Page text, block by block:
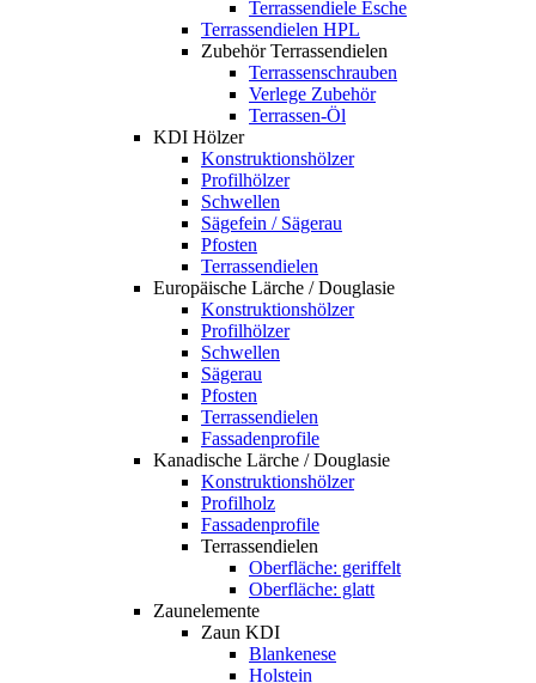
Terrassendiele Esche
Terrassendielen HPL
Zubehör Terrassendielen
Terrassenschrauben
Verlege Zubehör
Terrassen-Öl
KDI Hölzer
Konstruktionshölzer
Profilhölzer
Schwellen
Sägefein / Sägerau
Pfosten
Terrassendielen
Europäische Lärche / Douglasie
Konstruktionshölzer
Profilhölzer
Schwellen
Sägerau
Pfosten
Terrassendielen
Fassadenprofile
Kanadische Lärche / Douglasie
Konstruktionshölzer
Profilholz
Fassadenprofile
Terrassendielen
Oberfläche: geriffelt
Oberfläche: glatt
Zaunelemente
Zaun KDI
Blankenese
Holstein